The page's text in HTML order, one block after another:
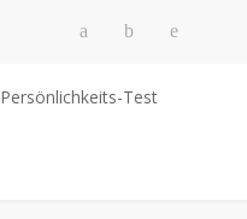
Persönlichkeits-Test